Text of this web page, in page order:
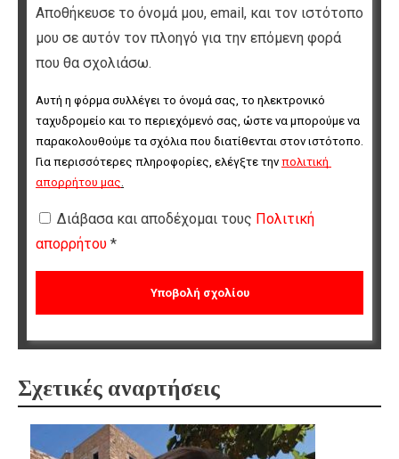
Αποθήκευσε το όνομά μου, email, και τον ιστότοπο
μου σε αυτόν τον πλοηγό για την επόμενη φορά
που θα σχολιάσω.
Αυτή η φόρμα συλλέγει το όνομά σας, το ηλεκτρονικό
ταχυδρομείο και το περιεχόμενό σας, ώστε να μπορούμε να
παρακολουθούμε τα σχόλια που διατίθενται στον ιστότοπο.
Για περισσότερες πληροφορίες, ελέγξτε την πολιτική
απορρήτου μας
Διάβασα και αποδέχομαι τους Πολιτική
απορρήτου *
Σχετικές αναρτήσεις